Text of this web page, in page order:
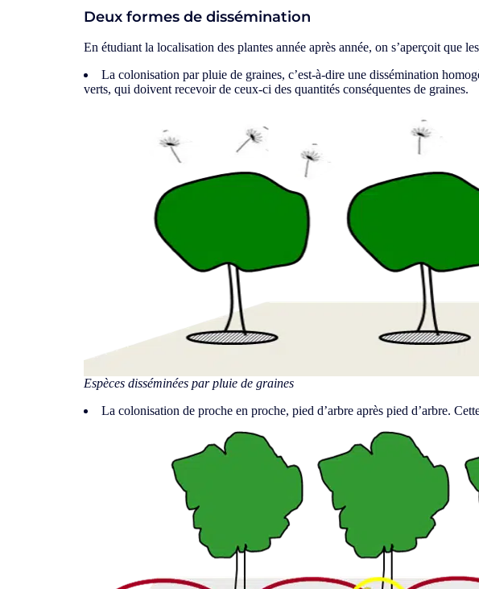
Deux formes de dissémination
En étudiant la localisation des plantes année après année, on s’aperçoit que
La colonisation par pluie de graines, c’est-à-dire une dissémination
verts, qui doivent recevoir de ceux-ci des quantités conséquentes de graines.
Espèces disséminées par pluie de graines
La colonisation de proche en proche, pied d’arbre après pied d’arbre.